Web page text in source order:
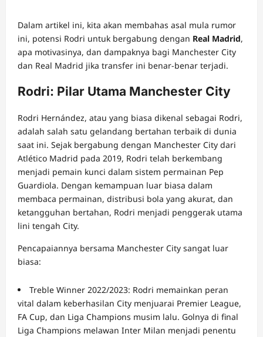
Dalam artikel ini, kita akan membahas asal mula rumor
ini, potensi Rodri untuk bergabung dengan Real Madrid,
apa motivasinya, dan dampaknya bagi Manchester City
dan Real Madrid jika transfer ini benar-benar terjadi.
Rodri: Pilar Utama Manchester City
Rodri Hernández, atau yang biasa dikenal sebagai Rodri,
adalah salah satu gelandang bertahan terbaik di dunia
saat ini. Sejak bergabung dengan Manchester City dari
Atlético Madrid pada 2019, Rodri telah berkembang
menjadi pemain kunci dalam sistem permainan Pep
Guardiola. Dengan kemampuan luar biasa dalam
membaca permainan, distribusi bola yang akurat, dan
ketangguhan bertahan, Rodri menjadi penggerak utama
lini tengah City.
Pencapaiannya bersama Manchester City sangat luar
biasa:
Treble Winner 2022/2023: Rodri memainkan peran
vital dalam keberhasilan City menjuarai Premier League,
FA Cup, dan Liga Champions musim lalu. Golnya di final
Liga Champions melawan Inter Milan menjadi penentu